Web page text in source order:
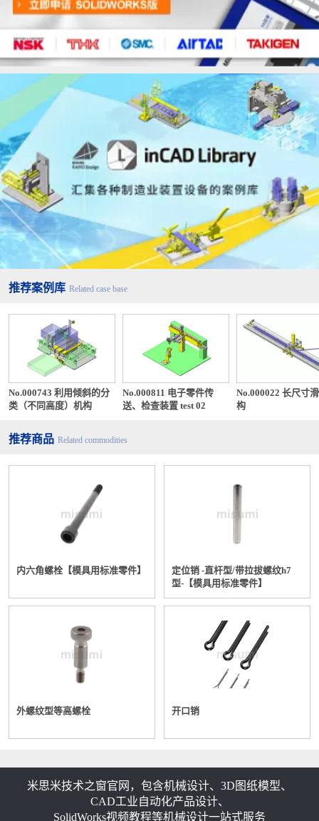
推荐案例库 Related case base
No.000743 利用倾斜的分
类（不同高度）机构
No.000811 电子零件传
送、检查装置 test 02
No.000022 长尺寸
构
推荐商品 Related commodities
内六角螺栓【模具用标准零件】
定位销 -直杆型/带拉拔螺纹h7
型-【模具用标准零件】
外螺纹型等高螺栓 开口销
米思米技术之窗官网，包含机械设计、3D图纸模型、
CAD工业自动化产品设计、
SolidWorks视频教程等机械设计一站式服务